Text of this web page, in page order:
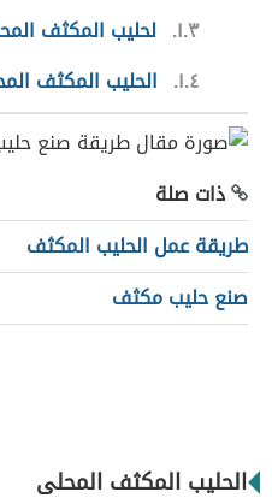
١.٣ لحليب المكثف
١.٤
الحليب المكثف
ذات صلة
طريقة عمل الحليب المكثف
صنع حليب مكثف
الحليب المكثف المحلى